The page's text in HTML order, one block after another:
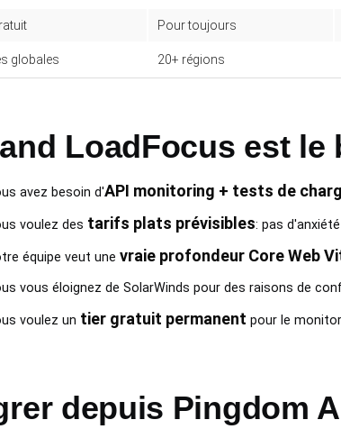
Pour toujours
globales 20+ régions
LoadFocus est le
avez besoin d'API monitoring + tests de
voulez des tarifs plats prévisibles: pas
équipe veut une vraie profondeur Core Web
vous éloignez de SolarWinds pour des raisons de
voulez un tier gratuit permanent pour le
depuis Pingdom